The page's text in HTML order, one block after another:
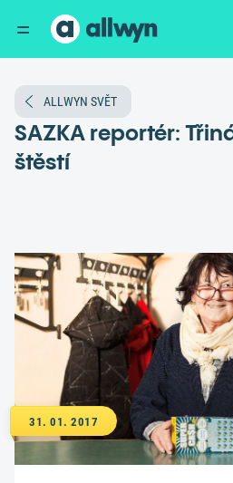
ALLWYN SVĚT
SAZKA reportér:
štěstí
31. 01. 2017